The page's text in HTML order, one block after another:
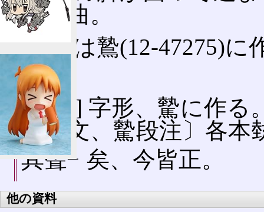
馬脚曲。
㊃ 或は鷙(12-47275)
鷙。
[參考] 字形、驇に作る
〔說文、驇段注󠄁〕各本
其聲㆒ 矣、今皆正。
他の資料